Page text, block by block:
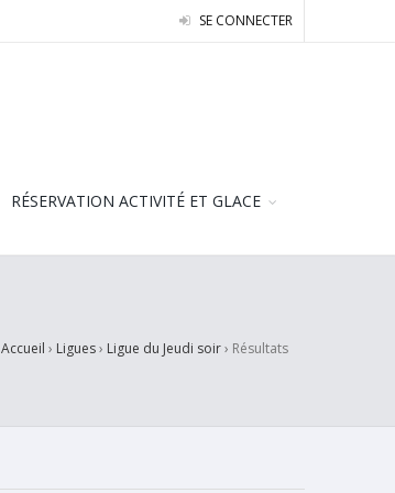
SE CONNECTER
RÉSERVATION ACTIVITÉ ET GLACE
Accueil › Ligues› Ligue du Jeudi soir› Résultats